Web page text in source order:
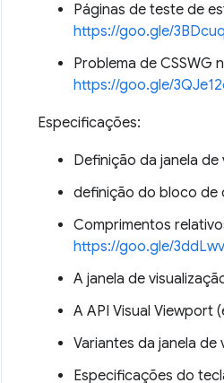
Páginas de teste de
https://goo.gle/
Problema de
https://goo.gle/
Especificações:
Definição da janela
definição do bloco de
Comprimentos
https://goo.gle/
A janela de
A API Visual Viewport
Variantes da janela
Especificações do